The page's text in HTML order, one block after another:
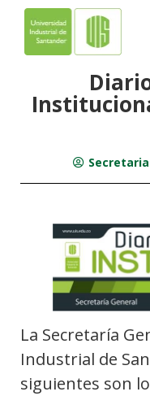
La Secretaría
Industrial de
siguientes son